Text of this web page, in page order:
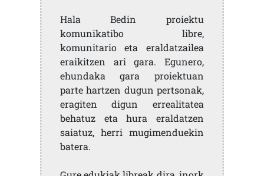
Hala Bedin proiektu
komunikatibo libre,
komunitario eta eraldatzailea
eraikitzen ari gara. Egunero,
ehundaka gara proiektuan
parte hartzen dugun pertsonak,
eragiten digun errealitatea
behatuz eta hura eraldatzen
saiatuz, herri mugimenduekin
batera.